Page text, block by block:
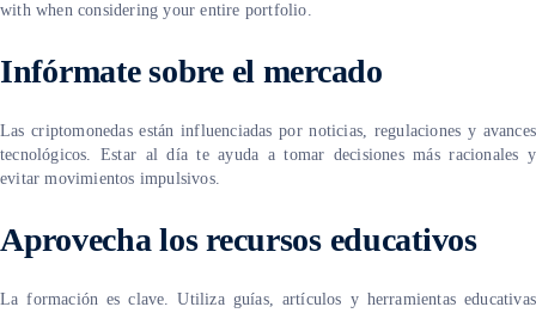
with when considering your entire portfolio.
Infórmate sobre el mercado
Las criptomonedas están influenciadas por noticias, regulaciones y avances
tecnológicos. Estar al día te ayuda a tomar decisiones más racionales y
evitar movimientos impulsivos.
Aprovecha los recursos educativos
La formación es clave. Utiliza guías, artículos y herramientas educativas